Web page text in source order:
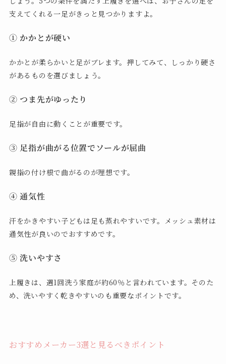
支えてくれる一足がきっと見つかりますよ。
① かかとが硬い
かかとが柔らかいと足がブレます。押してみて、しっかり硬さ
があるものを選びましょう。
② つま先がゆったり
足指が自由に動くことが重要です。
③ 足指が曲がる位置でソールが屈曲
親指の付け根で曲がるのが理想です。
④ 通気性
汗をかきやすい子どもは足も蒸れやすいです。メッシュ素材は
通気性が良いのでおすすめです。
⑤ 洗いやすさ
上履きは、週1回洗う家庭が約60％と言われています。そのた
め、洗いやすく乾きやすいのも重要なポイントです。
おすすめメーカー3選と見るべきポイント